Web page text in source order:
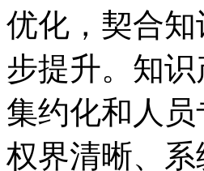
优化，契合
步提升。知
集约化和人
权界清晰、